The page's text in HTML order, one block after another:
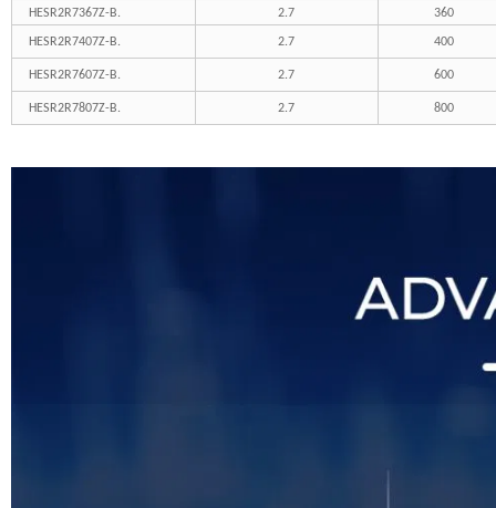
HESR2R7367Z-B. 2.7 360
HESR2R7407Z-B. 2.7 400
HESR2R7607Z-B. 2.7 600
HESR2R7807Z-B. 2.7 800